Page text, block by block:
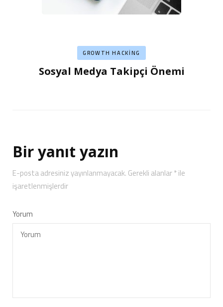
GROWTH HACKING
Sosyal Medya Takipçi Önemi
Bir yanıt yazın
E-posta adresiniz yayınlanmayacak.Gerekli alanlar*ile
işaretlenmişlerdir
Yorum